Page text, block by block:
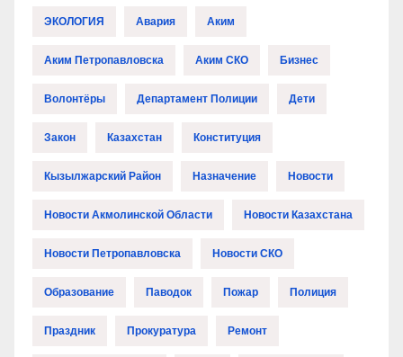
ЭКОЛОГИЯ Авария Аким
Аким Петропавловска Аким СКО Бизнес
Волонтёры Департамент Полиции Дети
Закон Казахстан Конституция
Кызылжарский Район Назначение Новости
Новости Акмолинской Области Новости Казахстана
Новости Петропавловска Новости СКО
Образование Паводок Пожар Полиция
Праздник Прокуратура Ремонт